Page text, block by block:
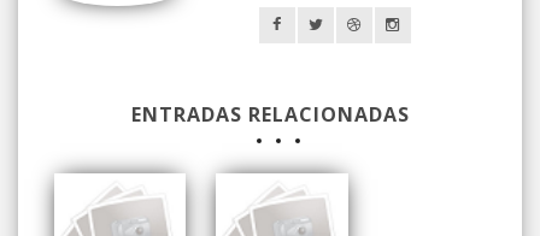
ENTRADAS RELACIONADAS